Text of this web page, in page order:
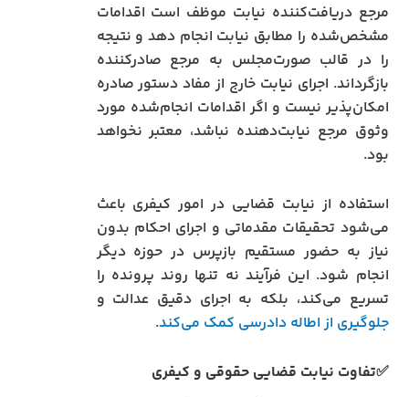
مرجع دریافت‌کننده نیابت موظف است اقدامات
مشخص‌شده را مطابق نیابت انجام دهد و نتیجه
را در قالب صورت‌مجلس به مرجع صادرکننده
بازگرداند. اجرای نیابت خارج از مفاد دستور صادره
امکان‌پذیر نیست و اگر اقدامات انجام‌شده مورد
وثوق مرجع نیابت‌دهنده نباشد، معتبر نخواهد
بود.
استفاده از نیابت قضایی در امور کیفری باعث
می‌شود تحقیقات مقدماتی و اجرای احکام بدون
نیاز به حضور مستقیم بازپرس در حوزه دیگر
انجام شود. این فرآیند نه تنها روند پرونده را
تسریع می‌کند، بلکه به اجرای دقیق عدالت و
جلوگیری از اطاله دادرسی کمک می‌کند.
✅تفاوت نیابت قضایی حقوقی و کیفری